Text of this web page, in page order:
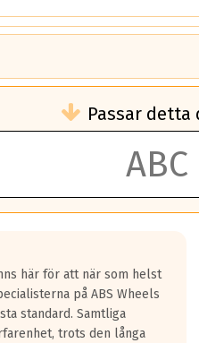
än ett klass G däck.
50 liter bränsle med ett klass
vilken rutt du kör, samt vilken
lastbilar.
på en väg där det ligger 0.5-
fyra billängder( ca 18meter)
Passar
här för att när som helst
på ABS Wheels
standard. Samtliga
trots den långa